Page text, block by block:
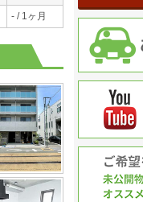
- / 1ヶ月